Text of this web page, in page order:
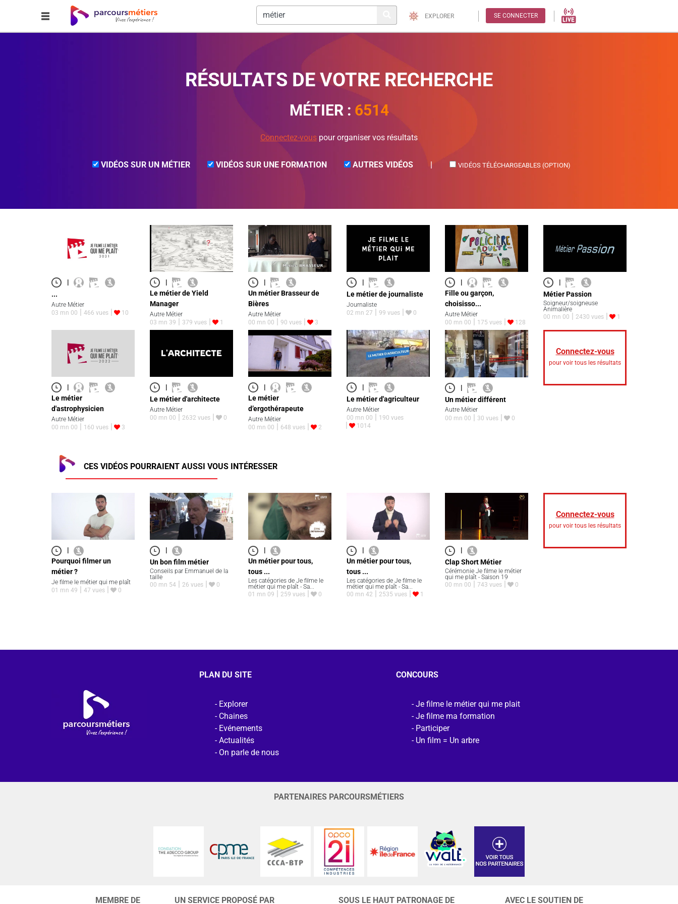
EXPLORER SE CONNECTER
RÉSULTATS DE VOTRE RECHERCHE
MÉTIER : 6514
Connectez-vous pour organiser vos résultats
VIDÉOS SUR UN MÉTIER VIDÉOS SUR UNE FORMATION AUTRES VIDÉOS | VIDÉOS TÉLÉCHARGEABLES (OPTION)
|
...
Autre Métier
03 mn 00
466 vues 10
|
Le métier de Yield
Manager
Autre Métier
03 mn 39
379 vues 1
|
Un métier Brasseur de
Bières
Autre Métier
00 mn 00
90 vues 3
|
Le métier de journaliste
Journaliste
02 mn 27
99 vues 0
|
Fille ou garçon,
choisisso...
Autre Métier
00 mn 00
175 vues 128
|
Métier Passion
Soigneur/soigneuse
Animalière
00 mn 00
2430 vues 1
|
Le métier
d'astrophysicien
Autre Métier
00 mn 00
160 vues 3
|
Le métier d'architecte
Autre Métier
00 mn 00
2632 vues 0
|
Le métier
d’ergothérapeute
Autre Métier
00 mn 00
648 vues 2
|
Le métier d'agriculteur
Autre Métier
00 mn 00
190 vues
1014
|
Un métier différent
Autre Métier
00 mn 00
30 vues 0
Connectez-vous
pour voir tous les résultats
CES VIDÉOS POURRAIENT AUSSI VOUS INTÉRESSER
|
Pourquoi filmer un
métier ?
Je filme le métier qui me plaît
01 mn 49
47 vues 0
|
Un bon film métier
Conseils par Emmanuel de la
taille
00 mn 54
26 vues 0
|
Un métier pour tous,
tous ...
Les catégories de Je filme le
métier qui me plaît - Sa...
01 mn 09
259 vues 0
|
Un métier pour tous,
tous ...
Les catégories de Je filme le
métier qui me plaît - Sa...
00 mn 42
2535 vues 1
|
Clap Short Métier
Cérémonie Je filme le métier
qui me plaît - Saison 19
00 mn 00
743 vues 0
Connectez-vous
pour voir tous les résultats
PLAN DU SITE
Explorer
Chaines
Evénements
Actualités
On parle de nous
CONCOURS
Je filme le métier qui me plait
Je filme ma formation
Participer
Un film = Un arbre
PARTENAIRES PARCOURSMÉTIERS
MEMBRE DE UN SERVICE PROPOSÉ PAR SOUS LE HAUT PATRONAGE DE AVEC LE SOUTIEN DE